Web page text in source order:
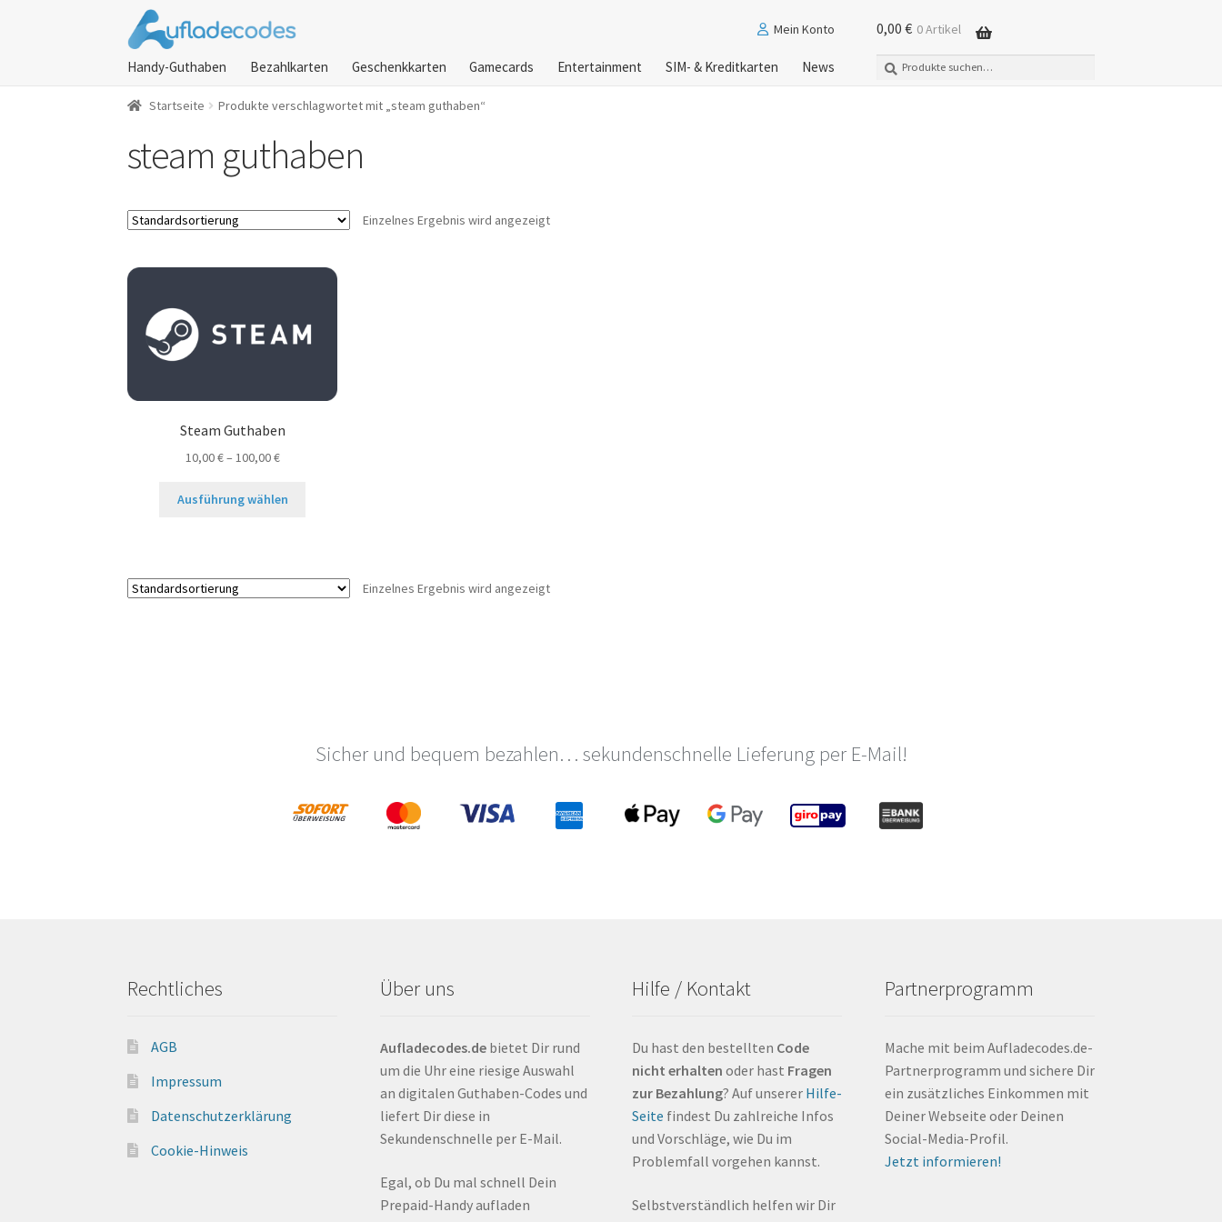
Zur
Navigation
Zum
Inhalt
Mein Konto 0,00 € 0 Artikel
Handy-Guthaben Bezahlkarten Geschenkkarten Gamecards Entertainment SIM- & Kreditkarten News
Suche
Suchen
Startseite Produkte verschlagwortet mit „steam guthaben“
steam guthaben
Einzelnes Ergebnis wird angezeigt
Steam Guthaben
10,00€– 100,00€
Ausführung wählen
werden
Einzelnes Ergebnis wird angezeigt
Sicher und bequem bezahlen… sekundenschnelle Lieferung per E-Mail!
Rechtliches
AGB
Impressum
Datenschutzerklärung
Cookie-Hinweis
Über uns
Aufladecodes.debietet Dir rund
um die Uhr eine riesige Auswahl
an digitalen Guthaben-Codes und
liefert Dir diese in
Sekundenschnelle per E-Mail.
Egal, ob Du mal schnell Dein
Prepaid-Handy aufladen
Hilfe / Kontakt
Du hast den bestellten Code
nicht erhalten oder hast Fragen
zur Bezahlung? Auf unserer Hilfe-
Seite findest Du zahlreiche Infos
und Vorschläge, wie Du im
Problemfall vorgehen kannst.
Selbstverständlich helfen wir Dir
Partnerprogramm
Mache mit beim Aufladecodes.de-
Partnerprogramm und sichere Dir
ein zusätzliches Einkommen mit
Deiner Webseite oder Deinen
Social-Media-Profil.
Jetzt informieren!